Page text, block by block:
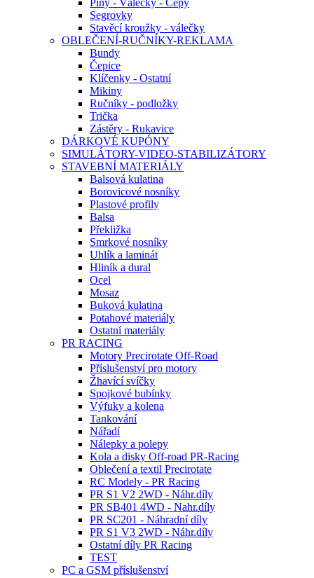
Piny - Válečky - Čepy
Segrovky
Stavěcí kroužky - válečky
OBLEČENÍ-RUČNÍKY-REKLAMA
Bundy
Čepice
Klíčenky - Ostatní
Mikiny
Ručníky - podložky
Trička
Zástěry - Rukavice
DÁRKOVÉ KUPÓNY
SIMULÁTORY-VIDEO-STABILIZÁTORY
STAVEBNÍ MATERIÁLY
Balsová kulatina
Borovicové nosníky
Plastové profily
Balsa
Překližka
Smrkové nosníky
Uhlík a laminát
Hliník a dural
Ocel
Mosaz
Buková kulatina
Potahové materiály
Ostatní materiály
PR RACING
Motory Precirotate Off-Road
Příslušenství pro motory
Žhavící svíčky
Spojkové bubínky
Výfuky a kolena
Tankování
Nářadí
Nálepky a polepy
Kola a disky Off-road PR-Racing
Oblečení a textil Precirotate
RC Modely - PR Racing
PR S1 V2 2WD - Náhr.díly
PR SB401 4WD - Nahr.díly
PR SC201 - Náhradní díly
PR S1 V3 2WD - Náhr.díly
Ostatní díly PR Racing
TEST
PC a GSM příslušenství